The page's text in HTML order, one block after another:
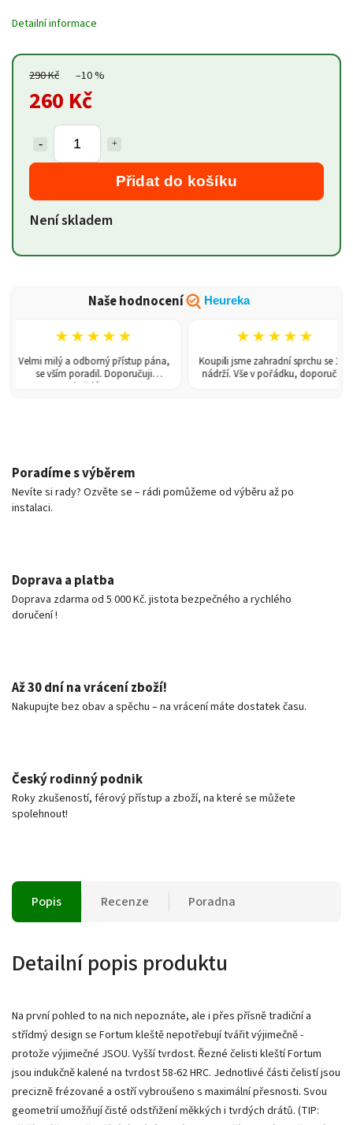
290 Kč –10 %
260 Kč
Přidat do košíku
Není skladem
Detailní informace
Naše hodnocení Heureka
★★★★★
Velmi milý a odborný přístup pána,
se vším poradil. Doporučuji
každému!
★★★★★
Koupili jsme zahradní sprchu se 150l
nádrží. Vše v pořádku, doporučuji.
Poradíme s výběrem
Nevíte si rady? Ozvěte se – rádi pomůžeme od výběru až po
instalaci.
Doprava a platba
Doprava zdarma od 5 000 Kč. jistota bezpečného a rychlého
doručení !
Až 30 dní na vrácení zboží!
Nakupujte bez obav a spěchu – na vrácení máte dostatek času.
Český rodinný podnik
Roky zkušeností, férový přístup a zboží, na které se můžete
spolehnout!
Popis Recenze Poradna
Detailní popis produktu
Na první pohled to na nich nepoznáte, ale i přes přísně tradiční a
střídmý design se Fortum kleště nepotřebují tvářit výjimečně -
protože výjimečné JSOU. Vyšší tvrdost. Řezné čelisti kleští Fortum
jsou indukčně kalené na tvrdost 58-62 HRC. Jednotlivé části čelistí jsou
precizně frézované a ostří vybroušeno s maximální přesnosti. Svou
geometrií umožňují čisté odstřižení měkkých i tvrdých drátů. (TIP: